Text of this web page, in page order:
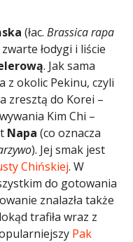
(łac. Brassica rapa
łodygi i liście
. Jak sama
z okolic Pekinu, czyli
zresztą do Korei –
Kim Chi –
Napa (co oznacza
). Jej smak jest
Chińskiej. W
do gotowania
znalazła także
trafiła wraz z
Pak